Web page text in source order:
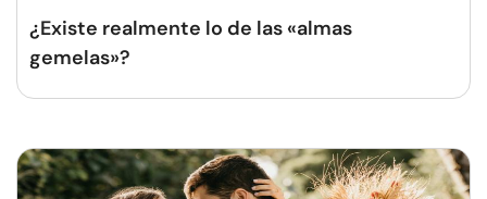
¿Existe realmente lo de las «almas
gemelas»?